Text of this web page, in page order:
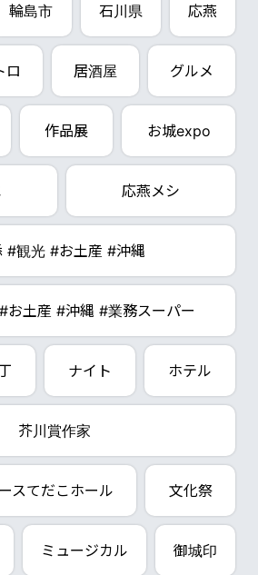
輪島市 石川県 応燕
ロ 居酒屋 グルメ
作品展 お城expo
応燕メシ
#観光 #お土産 #沖縄
お土産 #沖縄 #業務スーパー
ナイト ホテル
芥川賞作家
スてだこホール 文化祭
ミュージカル 御城印